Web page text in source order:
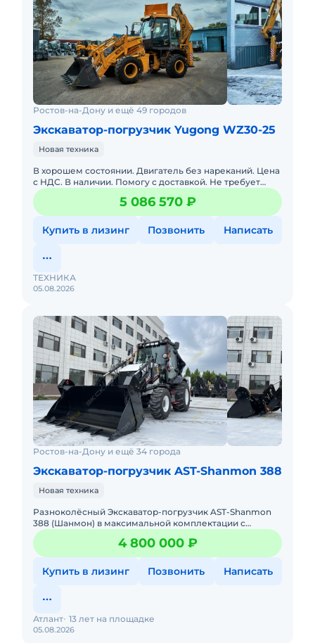
Ростов-на-Дону и ещё 49 городов
Экскаватор-погрузчик Yugong WZ30-25
Новая техника
В хорошем состоянии. Двигатель без нареканий. Цена
с НДС. В наличии. Помогу с доставкой. Не требует
вложений. Готова к эксплуатации. Возможна продажа
в лизинг.
5 086 570 ₽
Купить в лизинг Позвонить Написать
05.08.2026
ТЕХНИКА
Ростов-на-Дону и ещё 34 города
Экскаватор-погрузчик AST-Shanmon 388
Новая техника
Разноколёсный Экскаватор-погрузчик AST-Shanmon
388 (Шанмон) в максимальной комплектации с
Телескопической стрелой, усиленными мостами,
ковшом 4в1 и 6в1 Экскават4 800 000 ₽
Купить в лизинг Позвонить Написать
05.08.2026
Атлант 13 лет на площадке